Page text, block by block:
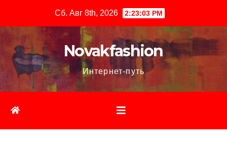
содержимому
Сб. Авг 8th, 2026 2:23:04 PM
Novakfashion
Интернет-путь